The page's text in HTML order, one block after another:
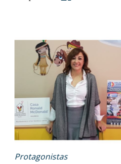
Protagonistas